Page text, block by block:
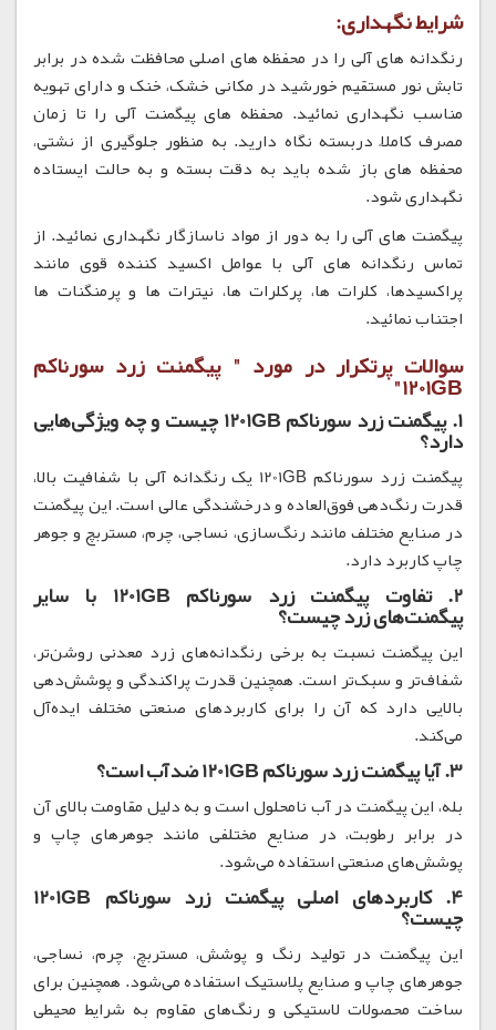
شرایط نگهداری:
رنگدانه های آلی را در محفظه های اصلی محافظت شده در برابر
تابش نور مستقیم خورشید در مکانی خشک، خنک و دارای تهویه
مناسب نگهداری نمائید. محفظه های پیگمنت آلی را تا زمان
مصرف کاملاً دربسته نگاه دارید. به منظور جلوگیری از نشتی،
محفظه های باز شده باید به دقت بسته و به حالت ایستاده
نگهداری شود.
پیگمنت های آلی را به دور از مواد ناسازگار نگهداری نمائید. از
تماس رنگدانه های آلی با عوامل اکسید کننده قوی مانند
پراکسیدها، کلرات ها، پرکلرات ها، نیترات ها و پرمنگنات ها
اجتناب نمائید.
سوالات پرتکرار در مورد " پیگمنت زرد سورناکم
1201GB"
1. پیگمنت زرد سورناکم 1201GB چیست و چه ویژگی‌هایی
دارد؟
پیگمنت زرد سورناکم 1201GB یک رنگدانه آلی با شفافیت بالا،
قدرت رنگ‌دهی فوق‌العاده و درخشندگی عالی است. این پیگمنت
در صنایع مختلف مانند رنگ‌سازی، نساجی، چرم، مستربچ و جوهر
چاپ کاربرد دارد.
2. تفاوت پیگمنت زرد سورناکم 1201GB با سایر
پیگمنت‌های زرد چیست؟
این پیگمنت نسبت به برخی رنگدانه‌های زرد معدنی روشن‌تر،
شفاف‌تر و سبک‌تر است. همچنین قدرت پراکندگی و پوشش‌دهی
بالایی دارد که آن را برای کاربردهای صنعتی مختلف ایده‌آل
می‌کند.
3. آیا پیگمنت زرد سورناکم 1201GB ضدآب است؟
بله، این پیگمنت در آب نامحلول است و به دلیل مقاومت بالای آن
در برابر رطوبت، در صنایع مختلفی مانند جوهرهای چاپ و
پوشش‌های صنعتی استفاده می‌شود.
4. کاربردهای اصلی پیگمنت زرد سورناکم 1201GB
چیست؟
این پیگمنت در تولید رنگ و پوشش، مستربچ، چرم، نساجی،
جوهرهای چاپ و صنایع پلاستیک استفاده می‌شود. همچنین برای
ساخت محصولات لاستیکی و رنگ‌های مقاوم به شرایط محیطی